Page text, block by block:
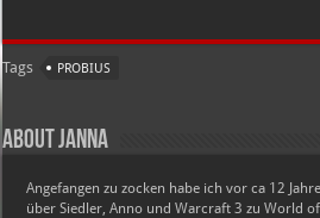
Tags PROBIUS
About Janna
Angefangen zu zocken habe ich vor ca 12
über Siedler, Anno und Warcraft 3 zu World